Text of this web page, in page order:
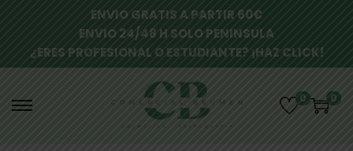
ENVIO GRATIS A PARTIR 60€
ENVIO 24/48 H SOLO PENINSULA
¿ERES PROFESIONAL O ESTUDIANTE? ¡HAZ CLICK!
0 0